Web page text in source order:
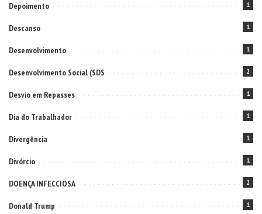
Depoimento 1
Descanso 1
Desenvolvimento 1
Desenvolvimento Social (SDS 2
Desvio em Repasses 1
Dia do Trabalhador 1
Divergência 1
Divórcio 1
DOENÇA INFECCIOSA 2
Donald Trump 1